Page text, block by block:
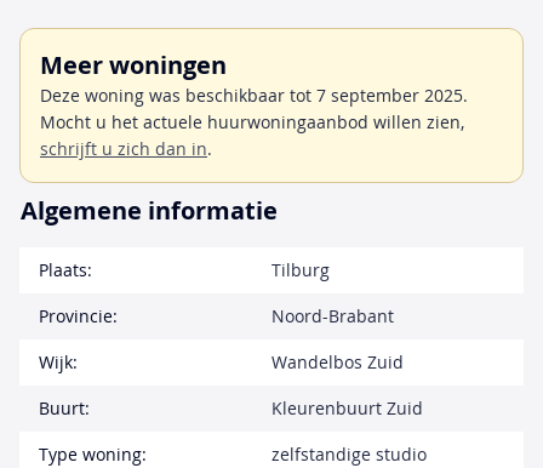
Meer woningen
Deze woning was beschikbaar tot 7 september 2025.
Mocht u het actuele huurwoningaanbod willen zien,
schrijft u zich dan in.
Algemene informatie
Plaats:
Tilburg
Provincie:
Noord-Brabant
Wijk:
Wandelbos Zuid
Buurt:
Kleurenbuurt Zuid
Type woning:
zelfstandige studio